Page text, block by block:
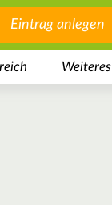
Eintrag anlegen
Weiteres